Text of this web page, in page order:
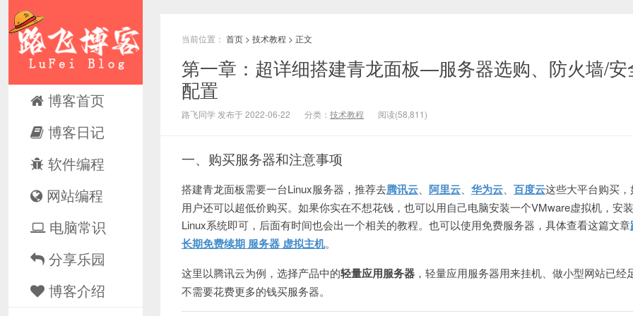
博客首页
博客日记
软件编程
网站编程
电脑常识
分享乐园
博客介绍
当前位置： 首页 > 技术教程 > 正文
第一章：超详细搭建青龙面板—服务器选购、防火墙/安
配置
路飞同学 发布于 2022-06-22 分类： 技术教程 阅读(58,811)
一、购买服务器和注意事项
搭建青龙面板需要一台Linux服务器，推荐去腾讯云 阿里云 华为云 百度云这些大平台购买
用户还可以超低价购买。如果你实在不想花钱，也可以用自己电脑安装一个VMware虚拟机，安
Linux系统即可，后面有时间也会出一个相关的教程。也可以使用免费服务器，具体查看这篇文章
长期免费续期 服务器 虚拟主机。
这里以腾讯云为例，选择产品中的轻量应用服务器 ，轻量应用服务器用来挂机、做小型网站已经
不需要花费更多的钱买服务器。